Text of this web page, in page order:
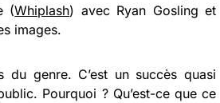
(Whiplash) avec Ryan Gosling et
images.
genre. C’est un succès quasi
Pourquoi ? Qu’est-ce que ce